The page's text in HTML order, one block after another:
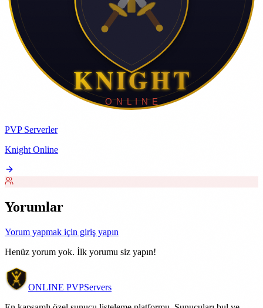
PVP Serverler
Knight Online
Yorumlar
Yorum yapmak için giriş yapın
Henüz yorum yok. İlk yorumu siz yapın!
ONLINE PVPServers